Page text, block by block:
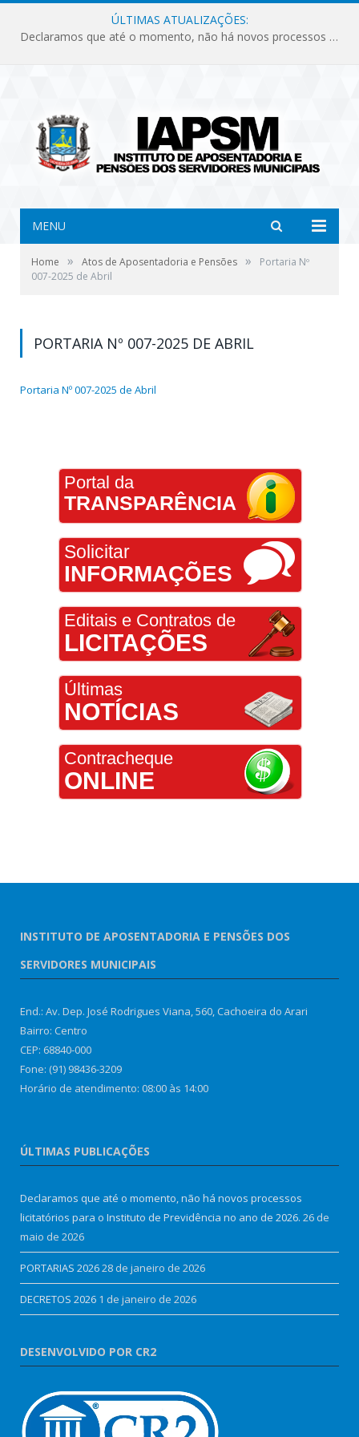
ÚLTIMAS ATUALIZAÇÕES:
Declaramos que até o momento, não há novos processos licitatórios para o Instituto de Previdência no ano de 2026.
MENU
Home » Atos de Aposentadoria e Pensões »
Portaria Nº
007-2025 de Abril
PORTARIA Nº 007-2025 DE ABRIL
Portaria Nº 007-2025 de Abril
Portal da
TRANSPARÊNCIA
Solicitar
INFORMAÇÕES
Editais e Contratos de
LICITAÇÕES
Últimas
NOTÍCIAS
Contracheque
ONLINE
INSTITUTO DE APOSENTADORIA E PENSÕES DOS
SERVIDORES MUNICIPAIS
End.: Av. Dep. José Rodrigues Viana, 560, Cachoeira do Arari
Bairro: Centro
CEP: 68840-000
Fone: (91) 98436-3209
Horário de atendimento: 08:00 às 14:00
ÚLTIMAS PUBLICAÇÕES
Declaramos que até o momento, não há novos processos
licitatórios para o Instituto de Previdência no ano de 2026. 26 de
maio de 2026
PORTARIAS 202628 de janeiro de 2026
DECRETOS 2026 1 de janeiro de 2026
DESENVOLVIDO POR CR2